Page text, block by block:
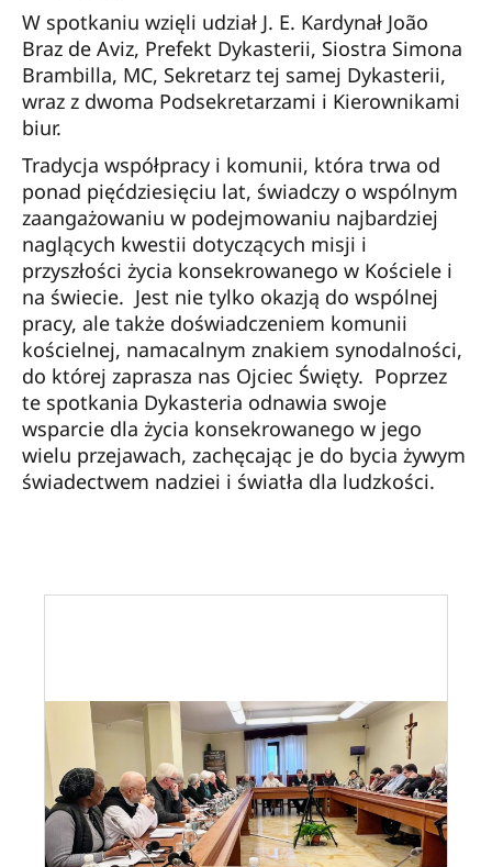
W spotkaniu wzięli udział J. E. Kardynał João
Braz de Aviz, Prefekt Dykasterii, Siostra Simona
Brambilla, MC, Sekretarz tej samej Dykasterii,
wraz z dwoma Podsekretarzami i Kierownikami
biur.
Tradycja współpracy i komunii, która trwa od
ponad pięćdziesięciu lat, świadczy o wspólnym
zaangażowaniu w podejmowaniu najbardziej
naglących kwestii dotyczących misji i
przyszłości życia konsekrowanego w Kościele i
na świecie. Jest nie tylko okazją do wspólnej
pracy, ale także doświadczeniem komunii
kościelnej, namacalnym znakiem synodalności,
do której zaprasza nas Ojciec Święty. Poprzez
te spotkania Dykasteria odnawia swoje
wsparcie dla życia konsekrowanego w jego
wielu przejawach, zachęcając je do bycia żywym
świadectwem nadziei i światła dla ludzkości.